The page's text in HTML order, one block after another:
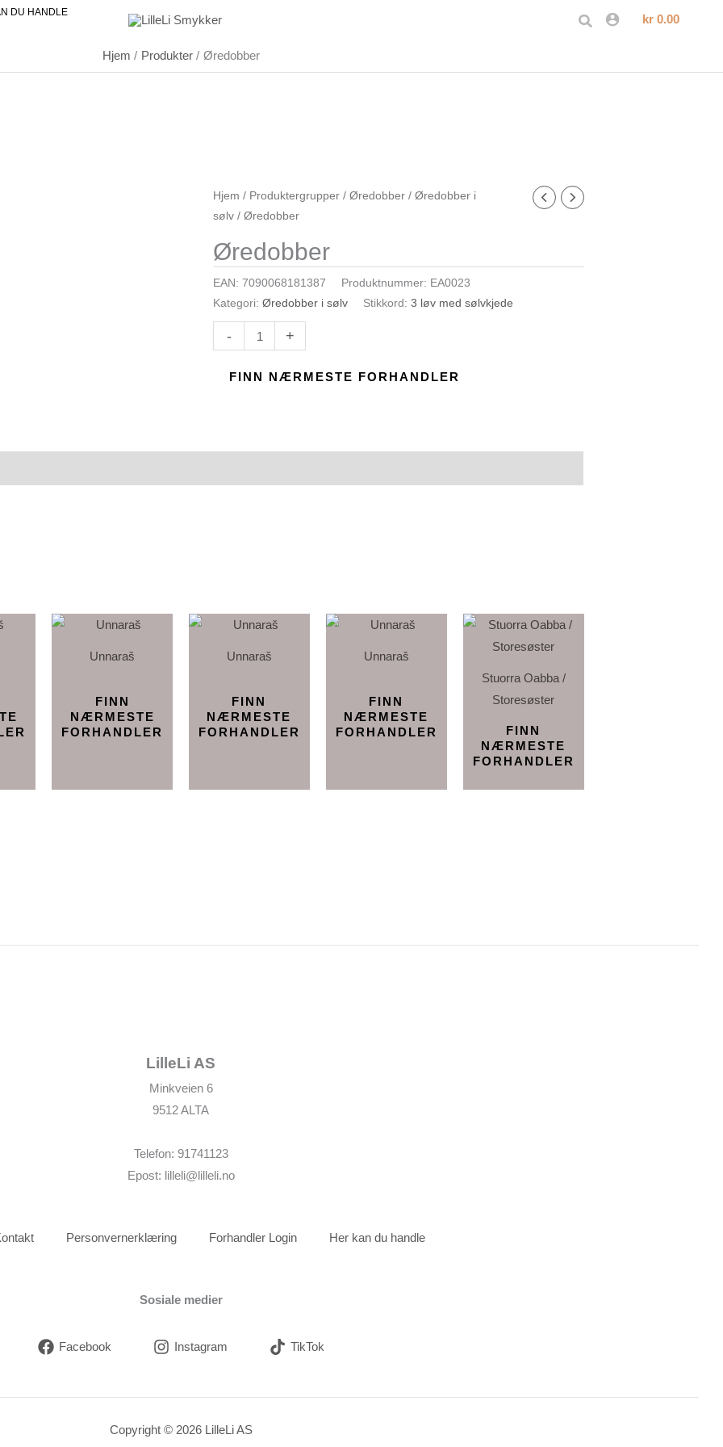
DU HANDLE
Søk kr0.00
Hjem Produkter Øredobber
Hjem / Produktergrupper / Øredobber / Øredobber i
sølv / Øredobber
Øredobber
EAN: 7090068181387 Produktnummer: EA0023
Kategori: Øredobber i sølv Stikkord: 3 løv med sølvkjede
-
Øredobber
antall
+
FINN NÆRMESTE FORHANDLER
Unnaraš
FINN
NÆRMESTE
FORHANDLER
Unnaraš
FINN
NÆRMESTE
FORHANDLER
Unnaraš
FINN
NÆRMESTE
FORHANDLER
Stuorra Oabba /
Storesøster
FINN
NÆRMESTE
FORHANDLER
LilleLi AS
Minkveien 6
9512 ALTA
Telefon: 91741123
Epost: lilleli@lilleli.no
Personvernerklæring Forhandler Login Her kan du handle
Sosiale medier
Facebook Instagram TikTok
Copyright © 2026 LilleLi AS